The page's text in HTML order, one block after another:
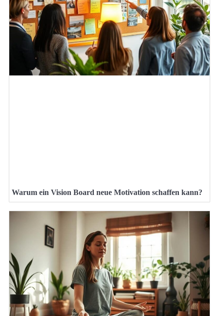
Warum ein Vision Board neue Motivation schaffen kann?